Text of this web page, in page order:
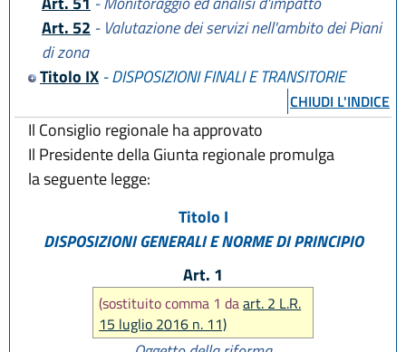
Art. 52 - Valutazione dei servizi nell'ambito dei Piani
di zona
Titolo IX- DISPOSIZIONI FINALI E TRANSITORIE
CHIUDI L'INDICE
Il Consiglio regionale ha approvato
Il Presidente della Giunta regionale promulga
la seguente legge:
Titolo I
DISPOSIZIONI GENERALI E NORME DI PRINCIPIO
Art. 1
(sostituito comma 1 daart. 2 L.R.
15 luglio 2016 n. 11)